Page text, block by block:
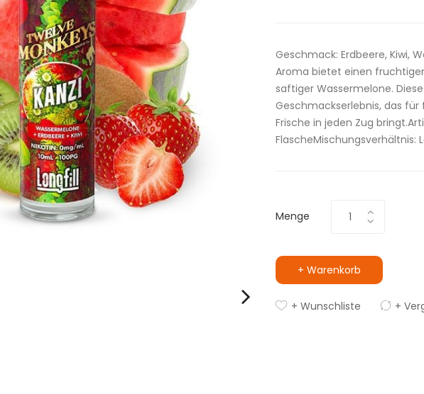
Geschmack: Erdbeere, Kiwi,
Aroma bietet einen
saftiger Wassermelone.
Geschmackserlebnis, das
Frische in jeden Zug
FlascheMischungsverhältnis:
Menge
+ Warenkorb
+ Wunschliste +